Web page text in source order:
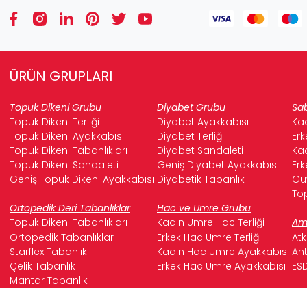
ÜRÜN GRUPLARI
Topuk Dikeni Grubu Diyabet Grubu
Topuk Dikeni Terliği
Diyabet Ayakkabısı
Topuk Dikeni Ayakkabısı
Diyabet Terliği
Topuk Dikeni Tabanlıkları
Diyabet Sandaleti
Topuk Dikeni Sandaleti
Geniş Diyabet Ayakkabısı
Geniş Topuk Dikeni Ayakkabısı Diyabetik Tabanlık
Ortopedik Deri Tabanlıklar
Hac ve Umre Grubu
Topuk Dikeni Tabanlıkları
Kadın Umre Hac Terliği
Ortopedik Tabanlıklar
Erkek Hac Umre Terliği
Starflex Tabanlık
Kadın Hac Umre Ayakkabısı
Çelik Tabanlık
Erkek Hac Umre Ayakkabısı
Mantar Tabanlık